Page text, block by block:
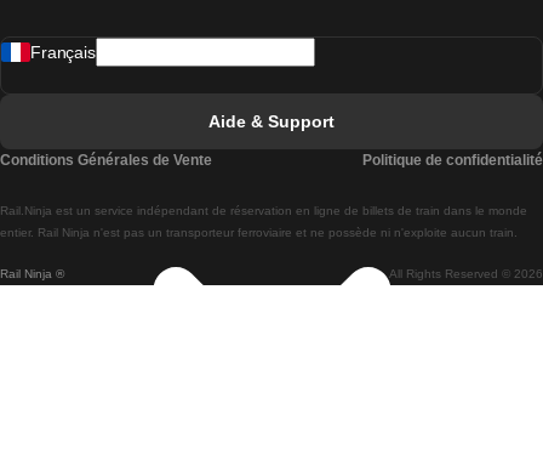
Trains de Lisbonne à Braga
Trains de Braga à Lisbonne
Rail Ninja ® All Rights Reserved © 2026
Rail.Ninja est un service indépendant de réservation en ligne de billets de train dans le monde
entier. Rail Ninja n'est pas un transporteur ferroviaire et ne possède ni n'exploite aucun train.
Français
Aide & Support
Conditions Générales de Vente Politique de confidentialité